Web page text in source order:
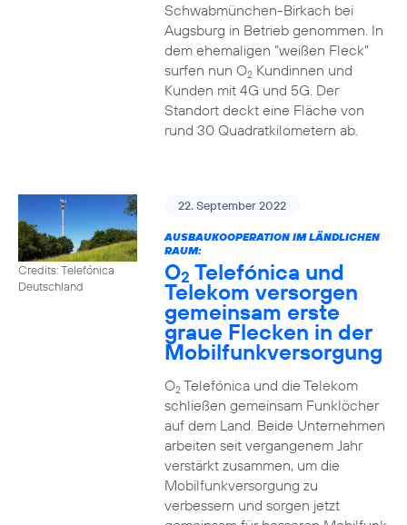
Schwabmünchen-Birkach bei
Augsburg in Betrieb genommen. In
dem ehemaligen “weißen Fleck”
surfen nun O2Kundinnen und
Kunden mit 4G und 5G. Der
Standort deckt eine Fläche von
rund 30 Quadratkilometern ab.
Credits: Telefónica
Deutschland
22. September 2022
AUSBAUKOOPERATION IM LÄNDLICHEN
RAUM:
O2 Telefónica und
Telekom versorgen
gemeinsam erste
graue Flecken in der
Mobilfunkversorgung
O2Telefónica und die Telekom
schließen gemeinsam Funklöcher
auf dem Land. Beide Unternehmen
arbeiten seit vergangenem Jahr
verstärkt zusammen, um die
Mobilfunkversorgung zu
verbessern und sorgen jetzt